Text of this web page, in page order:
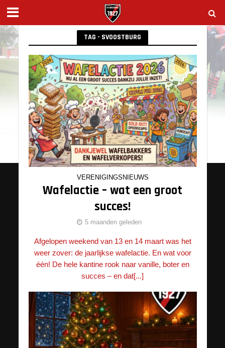
TAG - SVOOSTBURG
VERENIGINGSNIEUWS
Wafelactie – wat een groot
succes!
5 maanden geleden
Afgelopen weekend van 13 en 14 maart was het
weer zover: de jaarlijkse wafelactie. En wat voor
één! De hele kantine rook naar vanille, boter en
succes – en dat[...]